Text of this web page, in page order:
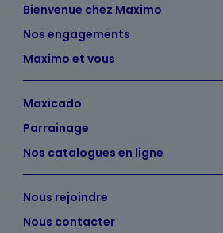
Bienvenue chez Maximo
Nos engagements
Maximo et vous
Maxicado
Parrainage
Nos catalogues en ligne
Nous rejoindre
Nous contacter